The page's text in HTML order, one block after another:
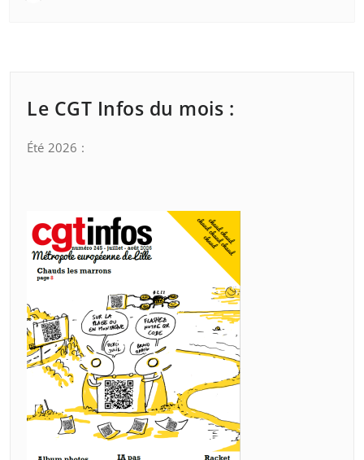
Le CGT Infos du mois :
Été 2026 :